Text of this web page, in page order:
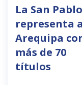
La San Pablo
representa a
Arequipa
más de 70
títulos